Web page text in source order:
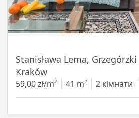
Stanisława Lema,
Kraków
59,00 zł/m² 41 m² 2 кімнати